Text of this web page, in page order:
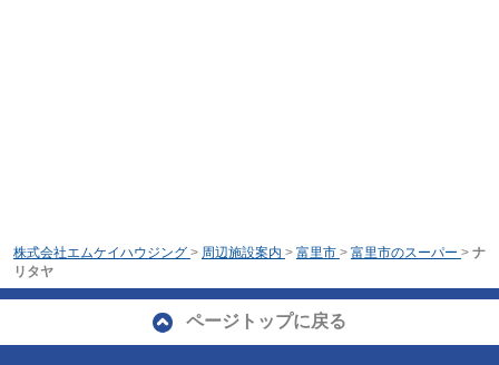
株式会社エムケイハウジング > 周辺施設案内 > 富里市 > 富里市のスーパー > ナ
リタヤ
ページトップに戻る